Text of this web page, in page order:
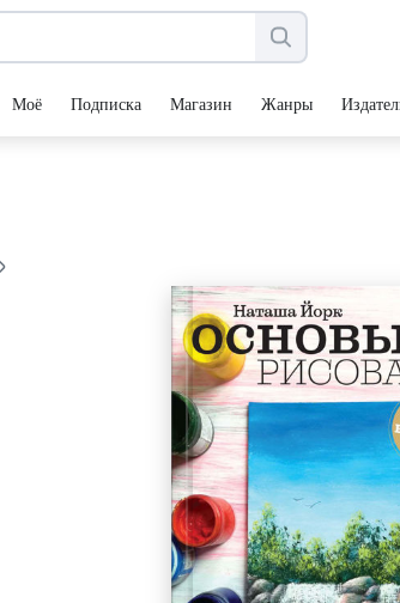
Моё Подписка Магазин Жанры